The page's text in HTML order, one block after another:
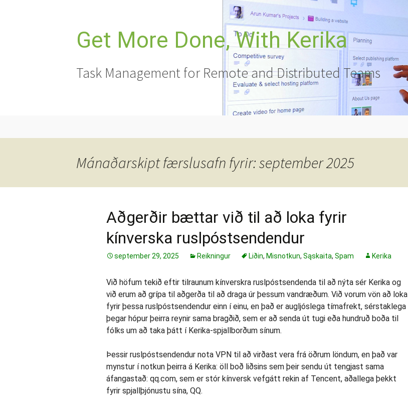
Get More Done, With Kerika
Task Management for Remote and Distributed Teams
Mánaðarskipt færslusafn fyrir: september 2025
Aðgerðir bættar við til að loka fyrir
kínverska ruslpóstsendendur
september 29, 2025 Reikningur Liðin, Misnotkun, Sąskaita, Spam Kerika
Við höfum tekið eftir tilraunum kínverskra ruslpóstsendenda til að nýta sér Kerika og
við erum að grípa til aðgerða til að draga úr þessum vandræðum. Við vorum vön að loka
fyrir þessa ruslpóstsendendur einn í einu, en það er augljóslega tímafrekt, sérstaklega
þegar hópur þeirra reynir sama bragðið, sem er að senda út tugi eða hundruð boða til
fólks um að taka þátt í Kerika-spjallborðum sínum.
Þessir ruslpóstsendendur nota VPN til að virðast vera frá öðrum löndum, en það var
mynstur í notkun þeirra á Kerika: öll boð liðsins sem þeir sendu út tengjast sama
áfangastað: qq.com, sem er stór kínversk vefgátt rekin af Tencent, aðallega þekkt
fyrir spjallþjónustu sína, QQ.